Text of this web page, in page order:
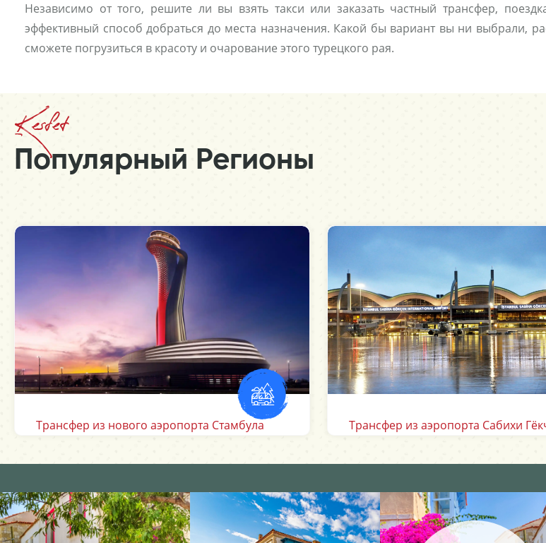
Независимо от того, решите ли вы взять такси или заказать частный трансфер,
эффективный способ добраться до места назначения. Какой бы вариант вы ни выбрали,
сможете погрузиться в красоту и очарование этого турецкого рая.
Kesfet
Популярный Регионы
Трансфер из аэропорта Даламан Мугла Трансфер из аэропорта Анталии